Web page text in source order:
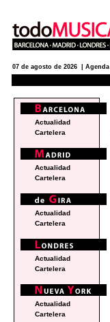
07 de agosto de 2026 | Agenda
Actualidad
Cartelera
Actualidad
Cartelera
Actualidad
Cartelera
Actualidad
Cartelera
Actualidad
Cartelera